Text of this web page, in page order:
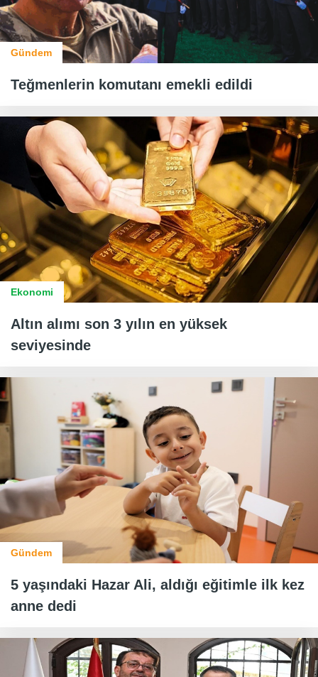
Gündem
Teğmenlerin komutanı emekli edildi
Ekonomi
Altın alımı son 3 yılın en yüksek
seviyesinde
Gündem
5 yaşındaki Hazar Ali, aldığı eğitimle ilk kez
anne dedi